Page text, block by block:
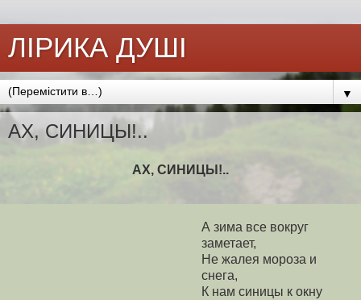
ЛІРИКА ДУШІ
▼
АХ, СИНИЦЫ!..
АХ, СИНИЦЫ!..
А зима все вокруг
заметает,
Не жалея мороза и
снега,
К нам синицы к окну